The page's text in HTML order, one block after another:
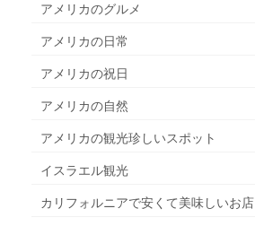
アメリカのグルメ
アメリカの日常
アメリカの祝日
アメリカの自然
アメリカの観光珍しいスポット
イスラエル観光
カリフォルニアで安くて美味しいお店